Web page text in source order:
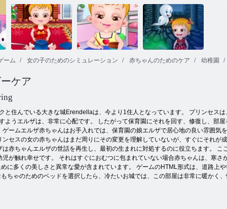
ベビーヘーゼ
ル図形を学ぶ
就学前の赤ち
ゃんヘーゼル
赤ちゃんヘー
ゼル胃のケア
ゼルクリスマ
ーム 女の子のためのシミュレーション 赤ちゃんのためのケア 幼稚園
ケア
と住んでいる大きな城Erendellaは、今より1住人となっています。 プリンセス
ようエルザは、非常に心配です。 したがって保育園にそれを回す、修復し、部
ームエルザ赤ちゃんはお手入れでは、保育園の娘エルザで居心地の良い雰囲
セスの女の赤ちゃんはまだ周りにその変更を理解していないが、すぐにそれ
赤ちゃんエルザの世話を再生し、最初の生まれに対処するのに役立ちます。
が触れ幸せです。 それはすぐにおむつに包まれていない場合赤ちゃんは、寒
に多くの美しさと異常な愛が含まれています。 ゲームのHTML形式は、道路上
ちゃのためのベッドを選択したら、冷たいお城では、この部屋は非常に暖かく